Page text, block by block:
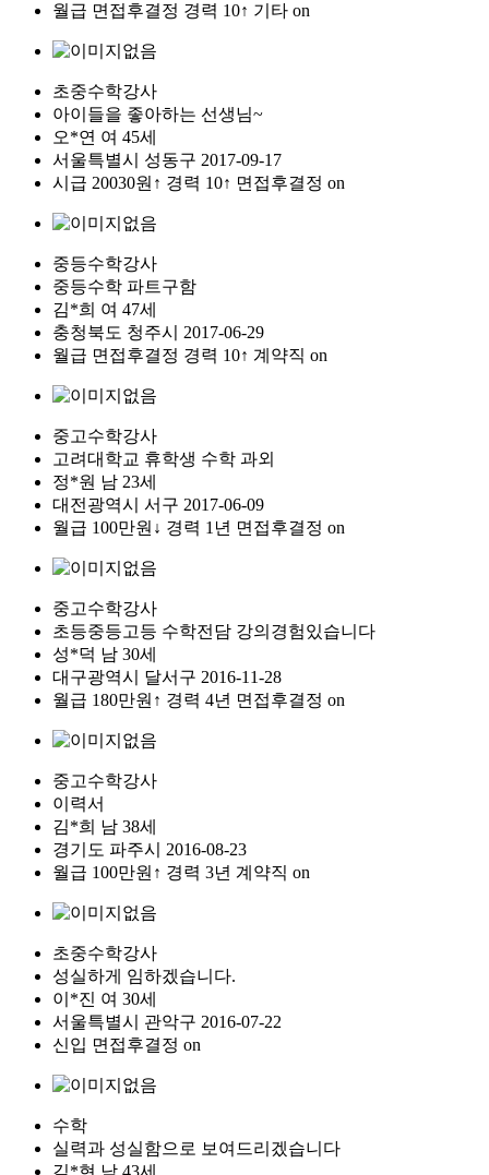
월급 면접후결정 경력 10↑ 기타 on
초중수학강사
아이들을 좋아하는 선생님~
오*연 여 45세
서울특별시 성동구 2017-09-17
시급 20030원↑ 경력 10↑ 면접후결정 on
중등수학강사
중등수학 파트구함
김*희 여 47세
충청북도 청주시
2017-06-29
월급 면접후결정 경력 10↑ 계약직 on
중고수학강사
고려대학교 휴학생 수학 과외
정*원 남 23세
대전광역시 서구 2017-06-09
월급 100만원↓ 경력 1년 면접후결정 on
중고수학강사
초등중등고등 수학전담 강의경험있습니다
성*덕 남 30세
대구광역시 달서구 2016-11-28
월급 180만원↑ 경력 4년 면접후결정 on
중고수학강사
이력서
김*희 남 38세
경기도 파주시
2016-08-23
월급 100만원↑ 경력 3년 계약직 on
초중수학강사
성실하게 임하겠습니다.
이*진 여 30세
서울특별시 관악구 2016-07-22
신입 면접후결정 on
수학
실력과 성실함으로 보여드리겠습니다